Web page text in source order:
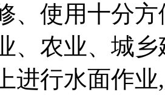
、使用十分
、农业、城
进行水面作